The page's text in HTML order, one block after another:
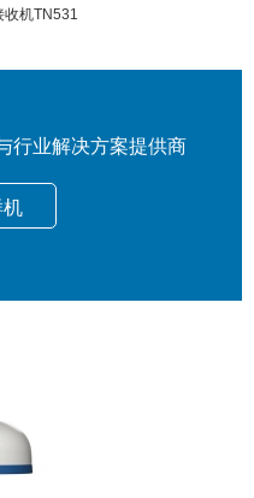
机TN531
业解决方案提供商